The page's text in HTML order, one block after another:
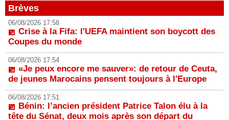
Brèves
06/08/2026 17:58
Crise à la Fifa: l'UEFA maintient son boycott des
Coupes du monde
06/08/2026 17:54
«Je peux encore me sauver»: de retour de Ceuta,
de jeunes Marocains pensent toujours à l'Europe
06/08/2026 17:51
Bénin: l’ancien président Patrice Talon élu à la
tête du Sénat, deux mois après son départ du